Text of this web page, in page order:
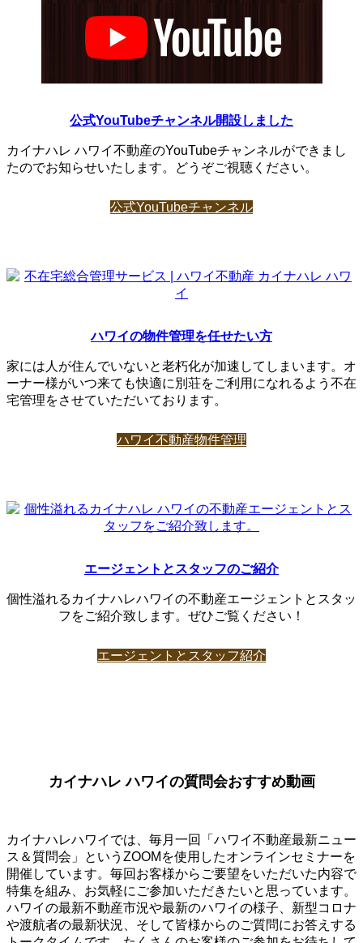
公式YouTubeチャンネル開設しました
カイナハレ ハワイ不動産のYouTubeチャンネルができまし
たのでお知らせいたします。どうぞご視聴ください。
公式YouTubeチャンネル
ハワイの物件管理を任せたい方
家には人が住んでいないと老朽化が加速してしまいます。オ
ーナー様がいつ来ても快適に別荘をご利用になれるよう不在
宅管理をさせていただいております。
ハワイ不動産物件管理
エージェントとスタッフのご紹介
個性溢れるカイナハレハワイの不動産エージェントとスタッ
フをご紹介致します。ぜひご覧ください！
エージェントとスタッフ紹介
カイナハレ ハワイの質問会おすすめ動画
カイナハレハワイでは、毎月一回「ハワイ不動産最新ニュー
ス＆質問会」というZOOMを使用したオンラインセミナーを
開催しています。毎回お客様からご要望をいただいた内容で
特集を組み、お気軽にご参加いただきたいと思っています。
ハワイの最新不動産市況や最新のハワイの様子、新型コロナ
や渡航者の最新状況、そして皆様からのご質問にお答えする